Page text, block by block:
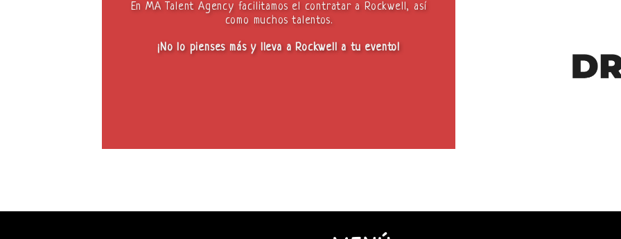
En MA Talent Agency facilitamos el contratar a Rockwell, así
como muchos talentos.
¡No lo pienses más y lleva a Rockwell a tu evento!